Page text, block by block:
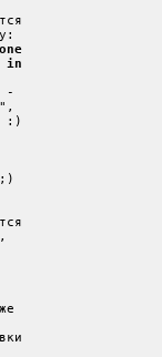
in
-